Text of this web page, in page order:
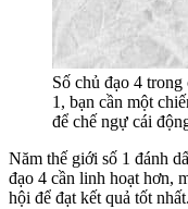
Số chủ đạo 4
1, bạn cần một
để chế ngự cái
Năm thế giới số 1 đánh
đạo 4 cần linh hoạt hơn,
hội để đạt kết quả tốt nhất.